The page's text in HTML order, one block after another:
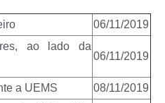
06/11/2019
ao lado da
06/11/2019
a UEMS
08/11/2019